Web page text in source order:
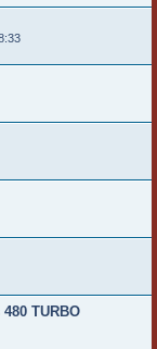
TURBO